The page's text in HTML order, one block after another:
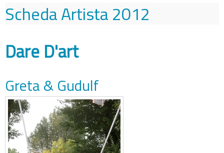
Scheda Artista2012
Dare D'art
Greta & Gudulf